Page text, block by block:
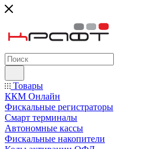
Товары
ККМ Онлайн
Фискальные регистраторы
Смарт терминалы
Автономные кассы
Фискальные накопители